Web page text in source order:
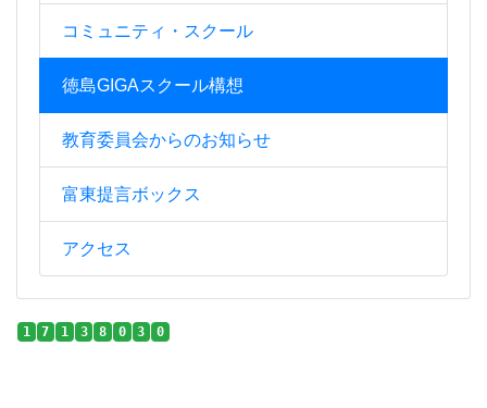
コミュニティ・スクール
徳島GIGAスクール構想
教育委員会からのお知らせ
富東提言ボックス
アクセス
1 7 1 3 8 0 3 0